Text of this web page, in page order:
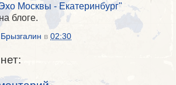
Москвы - Екатеринбург"
блоге.
в 02:30